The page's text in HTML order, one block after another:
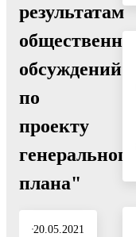
результатам
общественных
обсуждений
по
проекту
генерального
плана"
20.05.2021